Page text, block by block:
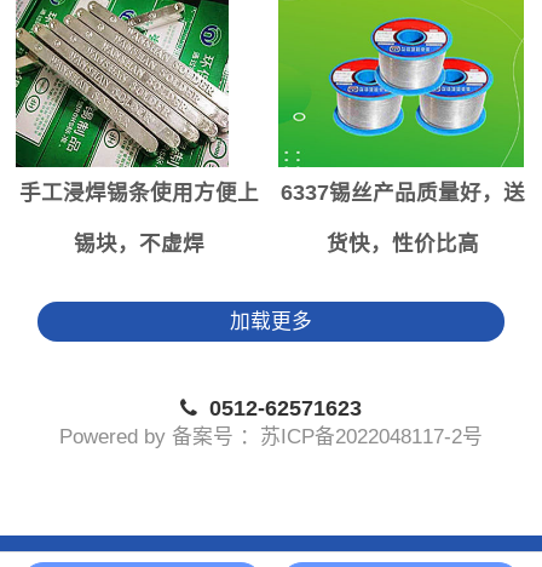
手工浸焊锡条使用方便上
锡块，不虚焊
6337锡丝产品质量好，送
货快，性价比高
加载更多
0512-62571623
Powered by 备案号 ：苏ICP备2022048117-2号